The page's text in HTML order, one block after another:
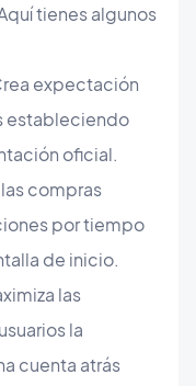
tienes algunos
expectación
estableciendo
oficial.
compras
por tiempo
de inicio.
las
la
cuenta atrás